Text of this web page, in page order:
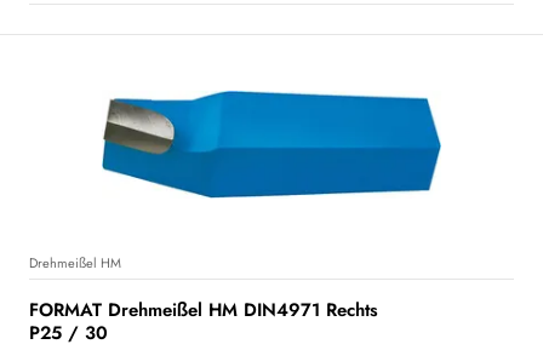
Drehmeißel HM
FORMAT Drehmeißel HM DIN4971 Rechts
P25 / 30